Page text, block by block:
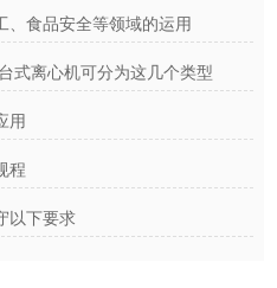
、食品安全等领域的运用
式离心机可分为这几个类型
用
程
以下要求